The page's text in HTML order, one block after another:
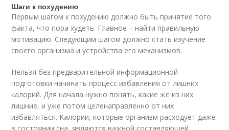
Шаги к похудению
Первым шагом к похудению должно быть принятие того
факта, что пора худеть. Главное – найти правильную
мотивацию. Следующим шагом должно стать изучение
своего организма и устройства его механизмов.
Нельзя без предварительной информационной
подготовки начинать процесс избавления от лишних
калорий. Для начала нужно понять, какие же из них
лишние, и уже потом целенаправленно от них
избавляться. Калории, которые организм расходует даже